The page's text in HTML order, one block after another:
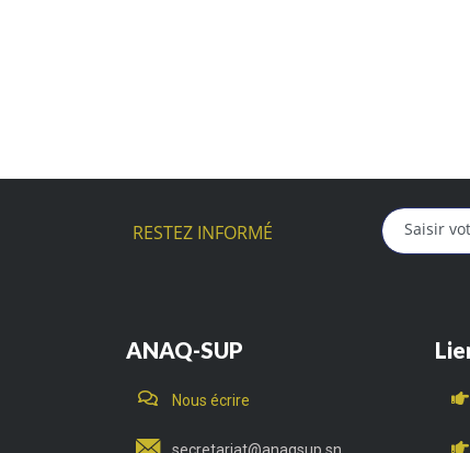
RESTEZ INFORMÉ
ANAQ-SUP
Nous écrire